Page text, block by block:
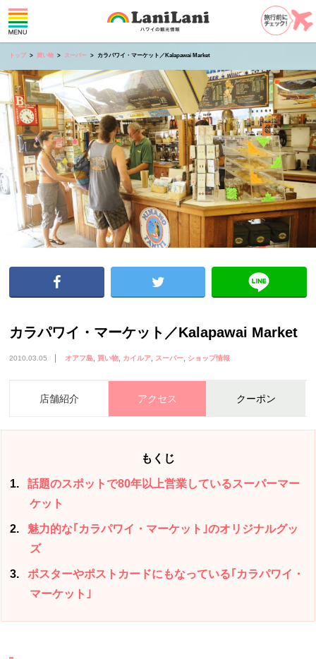
トップ 買い物 スーパー カラパワイ・マーケット／Kalapawai Market
カラパワイ・マーケット／Kalapawai Market
2010.03.05 オアフ島 買い物 カイルア スーパー ショップ情報
店舗紹介 アクセス クーポン
もくじ
1
話題のスポットで80年以上営業しているスーパーマー
ケット
2
魅力的な｢カラパワイ・マーケット｣のオリジナルグッ
ズ
3
ポスターやポストカードにもなっている｢カラパワイ・
マーケット｣